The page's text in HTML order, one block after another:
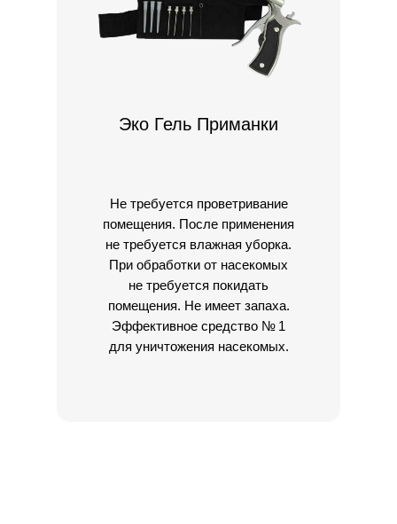
Эко Гель Приманки
Не требуется проветривание
помещения. После применения
не требуется влажная уборка.
При обработки от насекомых
не требуется покидать
помещения. Не имеет запаха.
Эффективное средство № 1
для уничтожения насекомых.